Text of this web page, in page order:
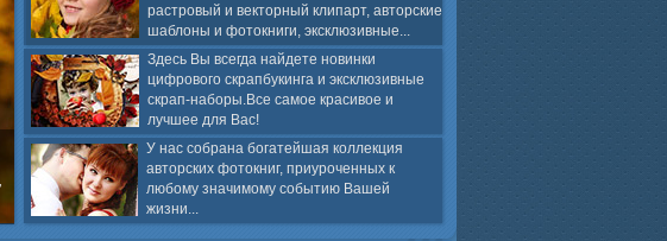
растровый и векторный клипарт, авторские
шаблоны и фотокниги, эксклюзивные...
Здесь Вы всегда найдете новинки
цифрового скрапбукинга и эксклюзивные
скрап-наборы.Все самое красивое и
лучшее для Вас!
У нас собрана богатейшая коллекция
авторских фотокниг, приуроченных к
любому значимому событию Вашей
жизни...